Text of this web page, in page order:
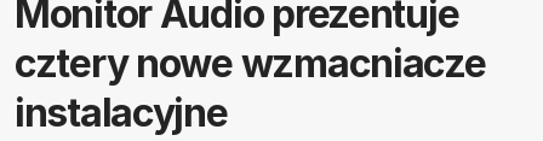
Monitor Audio prezentuje
cztery nowe wzmacniacze
instalacyjne